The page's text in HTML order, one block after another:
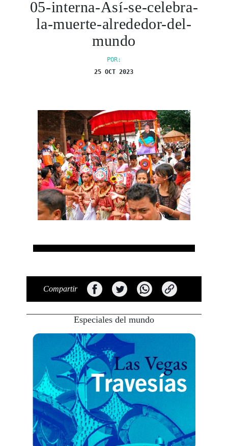
05-interna-Así-se-celebra-
la-muerte-alrededor-del-
mundo
POR:
25 OCT 2023
Compartir
Especiales del mundo